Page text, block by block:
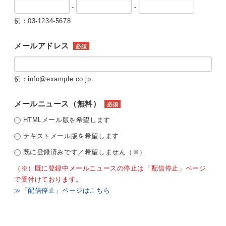
-
-
例：03-1234-5678
メールアドレス 必須
例：info@example.co.jp
メールニュース（無料） 必須
HTMLメール版を希望します
テキストメール版を希望します
既に登録済みです／希望しません（※）
（※）既に登録中メールニュースの停止は「配信停止」ページ
で受付けております。
≫「配信停止」ページはこちら